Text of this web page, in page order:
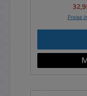
Preise